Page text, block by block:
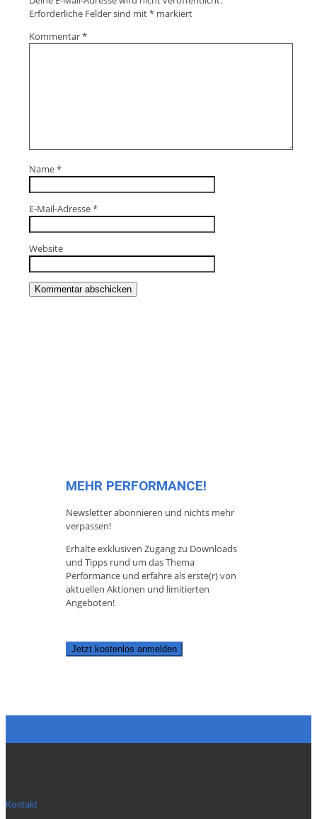
Erforderliche Felder sind mit* markiert
Kommentar*
Name*
E-Mail-Adresse*
Website
MEHR PERFORMANCE!
Newsletter abonnieren und nichts mehr
verpassen!
Erhalte exklusiven Zugang zu Downloads
und Tipps rund um das Thema
Performance und erfahre als erste(r) von
aktuellen Aktionen und limitierten
Angeboten!
Jetzt kostenlos anmelden
Kontakt